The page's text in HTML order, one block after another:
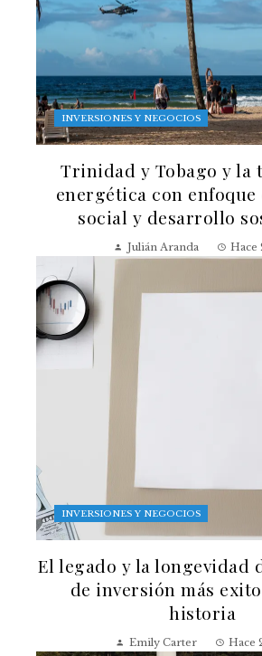
INVERSIONES Y NEGOCIOS
Trinidad y Tobago y la
energética con
social y desarrollo
Julián Aranda Hace
INVERSIONES Y NEGOCIOS
El legado y la longevidad
de inversión más
historia
Emily Carter Hace